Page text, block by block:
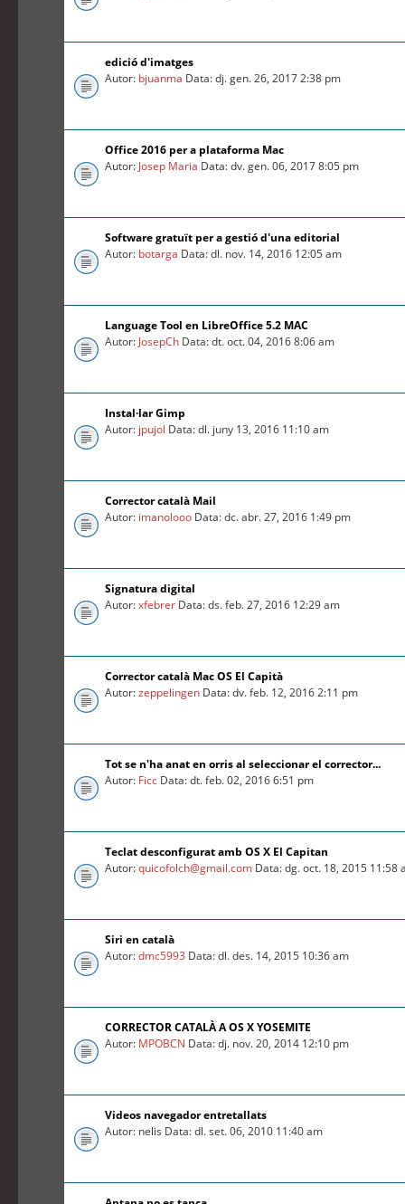
edició d'imatges
Autor: bjuanma Data: dj. gen. 26, 2017 2:38 pm
Office 2016 per a plataforma Mac
Autor: Josep Maria Data: dv. gen. 06, 2017 8:05 pm
Software gratuït per a gestió d'una editorial
Autor: botarga Data: dl. nov. 14, 2016 12:05 am
Language Tool en LibreOffice 5.2 MAC
Autor: JosepCh Data: dt. oct. 04, 2016 8:06 am
Instal·lar Gimp
Autor: jpujol Data: dl. juny 13, 2016 11:10 am
Corrector català Mail
Autor: imanolooo Data: dc. abr. 27, 2016 1:49 pm
Signatura digital
Autor:xfebrer Data: ds. feb. 27, 2016 12:29 am
Corrector català Mac OS El Capità
Autor:zeppelingen Data: dv. feb. 12, 2016 2:11 pm
Tot se n'ha anat en orris al seleccionar el corrector...
Autor: Ficc Data: dt. feb. 02, 2016 6:51 pm
Teclat desconfigurat amb OS X El Capitan
Autor:quicofolch@gmail.com Data: dg. oct. 18, 2015 11:58
Siri en català
Autor:dmc5993 Data: dl. des. 14, 2015 10:36 am
CORRECTOR CATALÀ A OS X YOSEMITE
Autor: MPOBCN Data: dj. nov. 20, 2014 12:10 pm
Videos navegador entretallats
Autor: nelis Data: dl. set. 06, 2010 11:40 am